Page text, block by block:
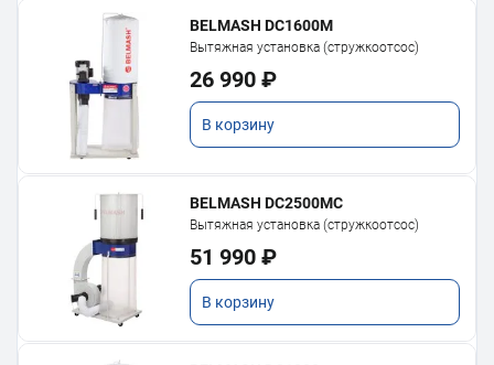
BELMASH DC1600M
Вытяжная установка (стружкоотсос)
26 990 ₽
В корзину
BELMASH DC2500MC
Вытяжная установка (стружкоотсос)
51 990 ₽
В корзину